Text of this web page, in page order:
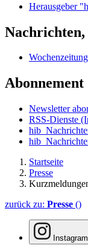
Herausgeber
Abonnement
Newsletter
RSS-Dienste
Startseite
Presse
zurück zu: Presse ()
Instagram